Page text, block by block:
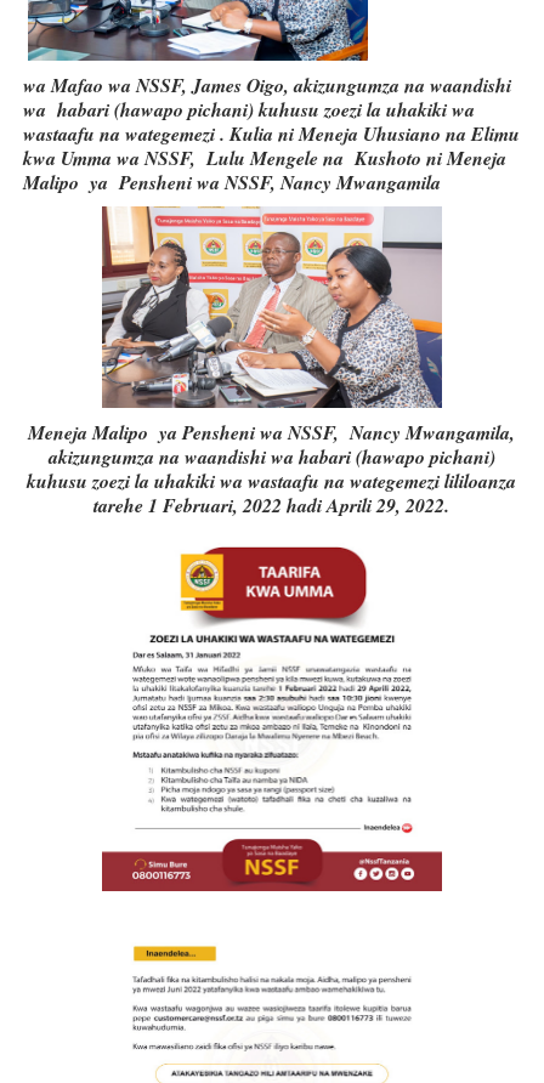
wa Mafao wa NSSF, James Oigo, akizungumza na waandishi
wa habari (hawapo pichani) kuhusu zoezi la uhakiki wa
wastaafu na wategemezi . Kulia ni Meneja Uhusiano na Elimu
kwa Umma wa NSSF, Lulu Mengele na Kushoto ni Meneja
Malipo ya Pensheni wa NSSF, Nancy Mwangamila
Meneja Malipo ya Pensheni wa NSSF, Nancy Mwangamila,
akizungumza na waandishi wa habari (hawapo pichani)
kuhusu zoezi la uhakiki wa wastaafu na wategemezi lililoanza
tarehe 1 Februari, 2022 hadi Aprili 29, 2022.